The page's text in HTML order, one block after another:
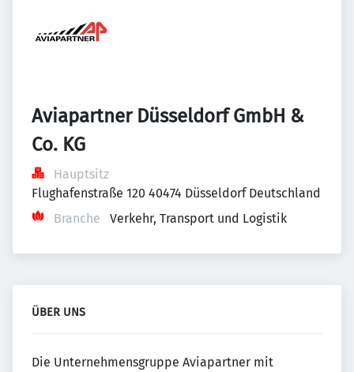
Aviapartner Düsseldorf GmbH &
Co. KG
Hauptsitz
Flughafenstraße 120 40474 Düsseldorf Deutschland
Branche
Verkehr, Transport und Logistik
ÜBER UNS
Die Unternehmensgruppe Aviapartner mit